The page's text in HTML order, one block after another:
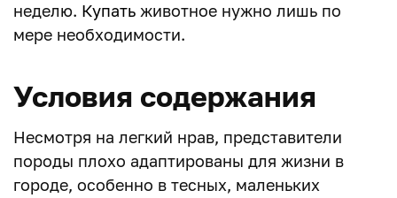
неделю. Купать животное нужно лишь по
мере необходимости.
Условия содержания
Несмотря на легкий нрав, представители
породы плохо адаптированы для жизни в
городе, особенно в тесных, маленьких